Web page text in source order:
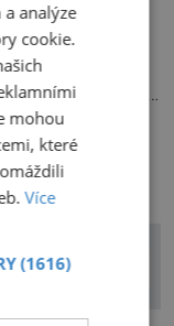
Grande nyní
kolekce
zpracování
příběhu. Téměř
rafinovaně.
zpěvačkou a
kapitoly. Po
[…]
analýze
cookie.
mohou
které
Více
(1616)